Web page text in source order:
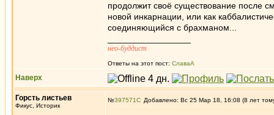
продолжит своё существование после
новой инкарнации, или как
соединяющийся с брахманом...
нео-буддист
Ответы на этот пост: СлаваА
Наверх
Горсть листьев
Фикус, Историк
№397571 Добавлено: Вс 25 Мар 18, 16:08 (8 лет